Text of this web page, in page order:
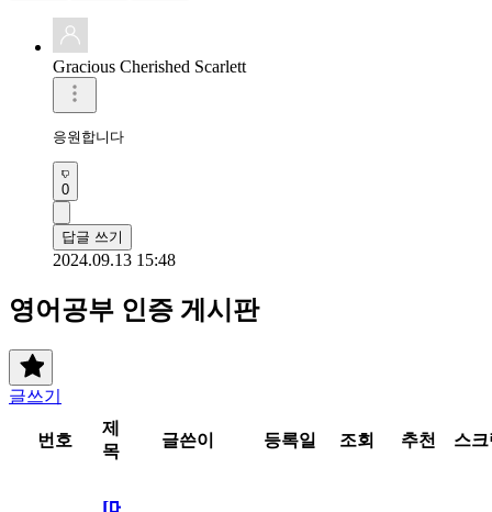
Gracious Cherished Scarlett
응원합니다
0
답글 쓰기
2024.09.13 15:48
영어공부 인증 게시판
글쓰기
번호
제
목
글쓴이 등록일 조회 추천 스